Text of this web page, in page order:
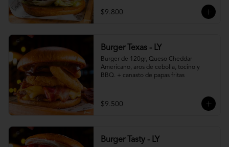
$9.800
Burger Texas - LY
Burger de 120gr, Queso Cheddar
Americano, aros de cebolla, tocino y
BBQ. + canasto de papas fritas
$9.500
Burger Tasty - LY